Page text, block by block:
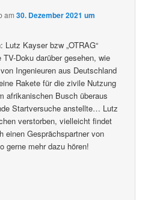
am30. Dezember 2021 um
Lutz Kayser bzw „OTRAG“
Doku darüber gesehen, wie
Ingenieuren aus Deutschland
Rakete für die zivile Nutzung
afrikanischen Busch überaus
Startversuche anstellte… Lutz
verstorben, vielleicht findet
einen Gesprächspartner von
gerne mehr dazu hören!